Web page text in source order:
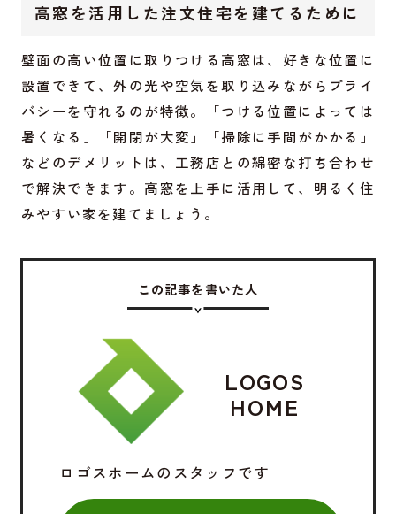
高窓を活用した注文住宅を建てるために
壁面の高い位置に取りつける高窓は、好きな位置に
設置できて、外の光や空気を取り込みながらプライ
バシーを守れるのが特徴。「つける位置によっては
暑くなる」「開閉が大変」「掃除に手間がかかる」
などのデメリットは、工務店との綿密な打ち合わせ
で解決できます。高窓を上手に活用して、明るく住
みやすい家を建てましょう。
この記事を書いた人
LOGOS
HOME
ロゴスホームのスタッフです